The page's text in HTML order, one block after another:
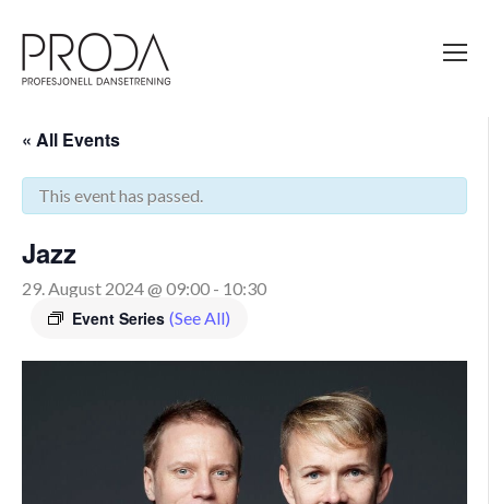
sidens
hovedinnhold
« All Events
This event has passed.
Jazz
29. August 2024 @ 09:00 - 10:30
Event Series (See All)